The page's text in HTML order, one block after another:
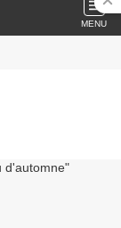
MENU